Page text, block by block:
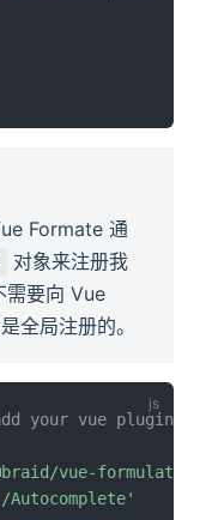
Formate 通
对象来注册我
需要向 Vue
全局注册的。
your vue plugins)
vue-formulate'